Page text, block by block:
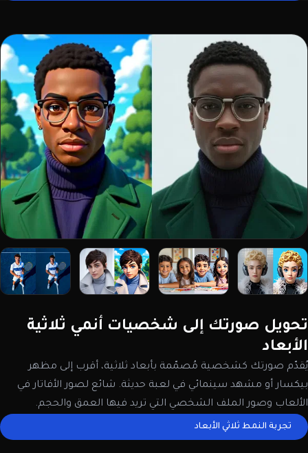
تحويل صورتك إلى شخصيات أنمي ثلاثية
الأبعاد
يُقدّم صورتك كشخصية مُصمّمة بأبعاد ثلاثية، أقرب إلى مظهر
بيكسار أو مشهد سينمائي في لعبة حديثة. شائع لصور الأفاتار في
الألعاب وصور الملف الشخصي التي تريد فيها العمق والحجم.
تجربة النمط ثلاثي الأبعاد